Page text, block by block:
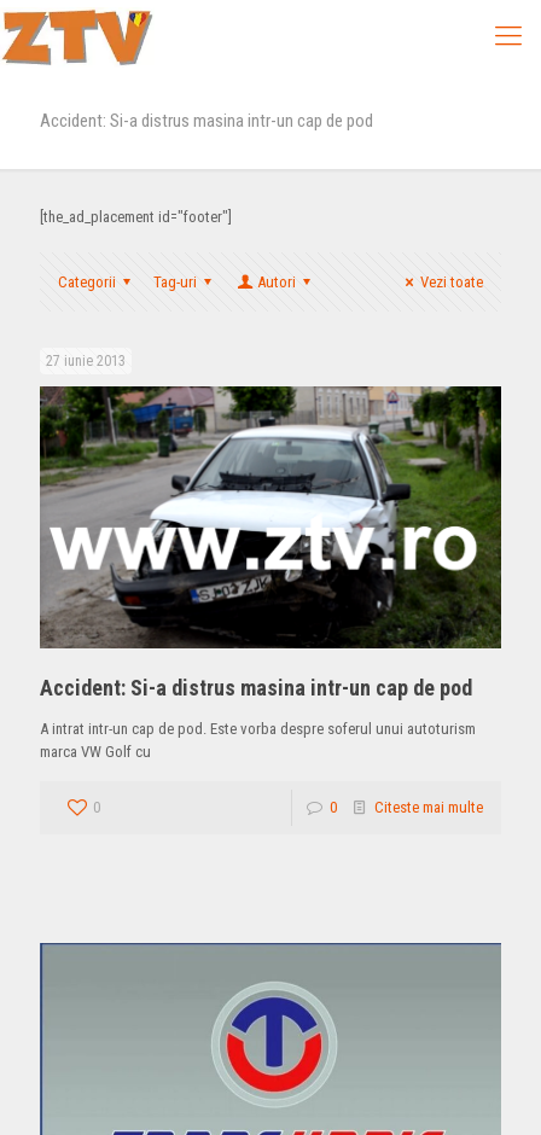
Accident: Si-a distrus masina intr-un cap de pod
[the_ad_placement id="footer"]
Categorii Tag-uri Autori Vezi toate
27 iunie 2013
Accident: Si-a distrus masina intr-un cap de pod
A intrat intr-un cap de pod. Este vorba despre soferul unui autoturism
marca VW Golf cu
0 0 Citeste mai multe